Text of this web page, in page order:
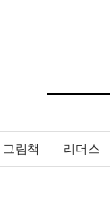
그림책 리더스